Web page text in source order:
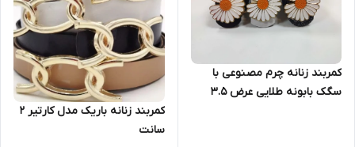
کمربند زنانه چرم مصنوعی با
سگک بابونه طلایی عرض ۳.۵
کمربند زنانه باریک مدل کارتیر 2
سانت